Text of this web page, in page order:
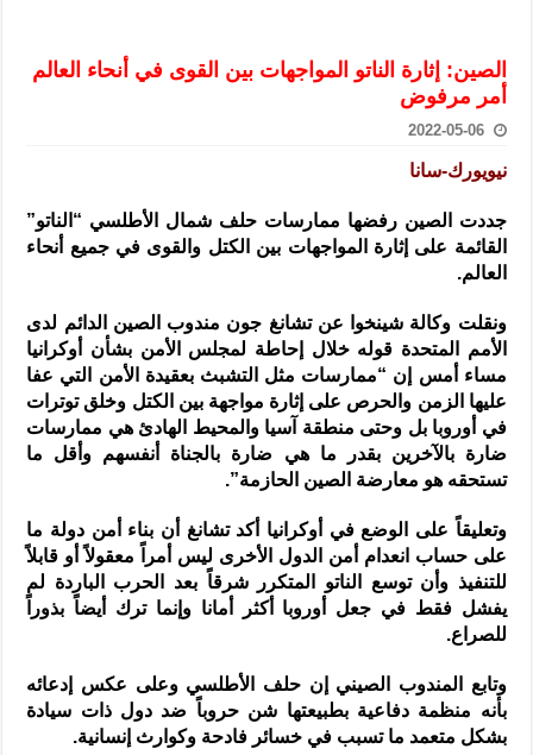
سوريا تبحث مع الإيسيسكو التعاون في البحث العلمي وحماية التراث
الصين: إثارة الناتو المواجهات بين القوى في أنحاء العالم
أمر مرفوض
2022-05-06
نيويورك-سانا
جددت الصين رفضها ممارسات حلف شمال الأطلسي “الناتو”
القائمة على إثارة المواجهات بين الكتل والقوى في جميع أنحاء
العالم.
ونقلت وكالة شينخوا عن تشانغ جون مندوب الصين الدائم لدى
الأمم المتحدة قوله خلال إحاطة لمجلس الأمن بشأن أوكرانيا
مساء أمس إن “ممارسات مثل التشبث بعقيدة الأمن التي عفا
عليها الزمن والحرص على إثارة مواجهة بين الكتل وخلق توترات
في أوروبا بل وحتى منطقة آسيا والمحيط الهادئ هي ممارسات
ضارة بالآخرين بقدر ما هي ضارة بالجناة أنفسهم وأقل ما
تستحقه هو معارضة الصين الحازمة”.
وتعليقاً على الوضع في أوكرانيا أكد تشانغ أن بناء أمن دولة ما
على حساب انعدام أمن الدول الأخرى ليس أمراً معقولاً أو قابلاً
للتنفيذ وأن توسع الناتو المتكرر شرقاً بعد الحرب الباردة لم
يفشل فقط في جعل أوروبا أكثر أمانا وإنما ترك أيضاً بذوراً
للصراع.
وتابع المندوب الصيني إن حلف الأطلسي وعلى عكس إدعائه
بأنه منظمة دفاعية بطبيعتها شن حروباً ضد دول ذات سيادة
بشكل متعمد ما تسبب في خسائر فادحة وكوارث إنسانية.